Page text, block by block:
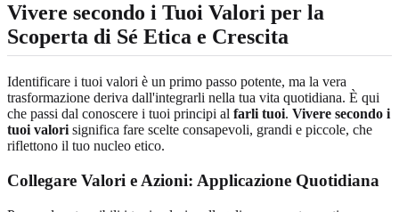
Vivere secondo i Tuoi Valori per la
Scoperta di Sé Etica e Crescita
Identificare i tuoi valori è un primo passo potente, ma la vera
trasformazione deriva dall'integrarli nella tua vita quotidiana. È qui
che passi dal conoscere i tuoi principi al farli tuoi. Vivere secondo i
tuoi valori significa fare scelte consapevoli, grandi e piccole, che
riflettono il tuo nucleo etico.
Collegare Valori e Azioni: Applicazione Quotidiana